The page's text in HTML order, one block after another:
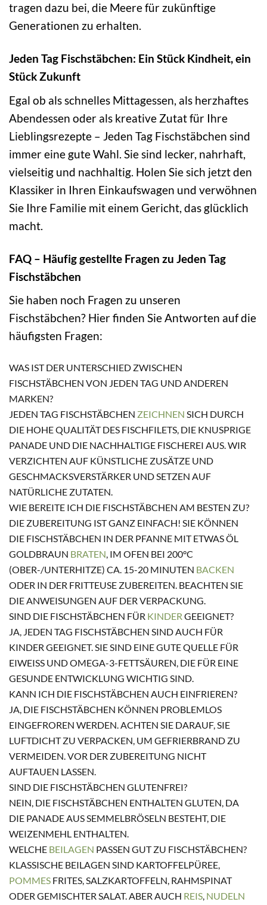
tragen dazu bei, die Meere für zukünftige
Generationen zu erhalten.
Jeden Tag Fischstäbchen: Ein Stück Kindheit, ein
Stück Zukunft
Egal ob als schnelles Mittagessen, als herzhaftes
Abendessen oder als kreative Zutat für Ihre
Lieblingsrezepte – Jeden Tag Fischstäbchen sind
immer eine gute Wahl. Sie sind lecker, nahrhaft,
vielseitig und nachhaltig. Holen Sie sich jetzt den
Klassiker in Ihren Einkaufswagen und verwöhnen
Sie Ihre Familie mit einem Gericht, das glücklich
macht.
FAQ – Häufig gestellte Fragen zu Jeden Tag
Fischstäbchen
Sie haben noch Fragen zu unseren
Fischstäbchen? Hier finden Sie Antworten auf die
häufigsten Fragen:
WAS IST DER UNTERSCHIED ZWISCHEN
FISCHSTÄBCHEN VON JEDEN TAG UND ANDEREN
MARKEN?
JEDEN TAG FISCHSTÄBCHEN ZEICHNEN SICH DURCH
DIE HOHE QUALITÄT DES FISCHFILETS, DIE KNUSPRIGE
PANADE UND DIE NACHHALTIGE FISCHEREI AUS. WIR
VERZICHTEN AUF KÜNSTLICHE ZUSÄTZE UND
GESCHMACKSVERSTÄRKER UND SETZEN AUF
NATÜRLICHE ZUTATEN.
WIE BEREITE ICH DIE FISCHSTÄBCHEN AM BESTEN ZU?
DIE ZUBEREITUNG IST GANZ EINFACH! SIE KÖNNEN
DIE FISCHSTÄBCHEN IN DER PFANNE MIT ETWAS ÖL
GOLDBRAUN BRATEN, IM OFEN BEI 200°C
(OBER-/UNTERHITZE) CA. 15-20 MINUTEN BACKEN
ODER IN DER FRITTEUSE ZUBEREITEN. BEACHTEN SIE
DIE ANWEISUNGEN AUF DER VERPACKUNG.
SIND DIE FISCHSTÄBCHEN FÜR KINDER GEEIGNET?
JA, JEDEN TAG FISCHSTÄBCHEN SIND AUCH FÜR
KINDER GEEIGNET. SIE SIND EINE GUTE QUELLE FÜR
EIWEISS UND OMEGA-3-FETTSÄUREN, DIE FÜR EINE G
ESUNDE ENTWICKLUNG WICHTIG SIND.
KANN ICH DIE FISCHSTÄBCHEN AUCH EINFRIEREN?
JA, DIE FISCHSTÄBCHEN KÖNNEN PROBLEMLOS
EINGEFROREN WERDEN. ACHTEN SIE DARAUF, SIE
LUFTDICHT ZU VERPACKEN, UM GEFRIERBRAND ZU
VERMEIDEN. VOR DER ZUBEREITUNG NICHT
AUFTAUEN LASSEN.
SIND DIE FISCHSTÄBCHEN GLUTENFREI?
NEIN, DIE FISCHSTÄBCHEN ENTHALTEN GLUTEN, DA
DIE PANADE AUS SEMMELBRÖSELN BESTEHT, DIE
WEIZENMEHL ENTHALTEN.
WELCHE BEILAGEN PASSEN GUT ZU FISCHSTÄBCHEN?
KLASSISCHE BEILAGEN SIND KARTOFFELPÜREE,
POMMES FRITES, SALZKARTOFFELN, RAHMSPINAT
ODER GEMISCHTER SALAT. ABER AUCH REIS, NUDELN